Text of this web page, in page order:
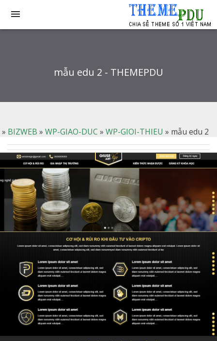

mẫu edu 2 - THEMEPDU
» BIZWEB » WP-GIAO-DUC » WP-GIOI-THIEU » mẫu edu 2